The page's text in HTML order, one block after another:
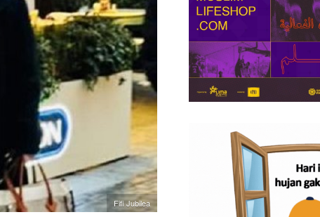
Fifi Jubilea